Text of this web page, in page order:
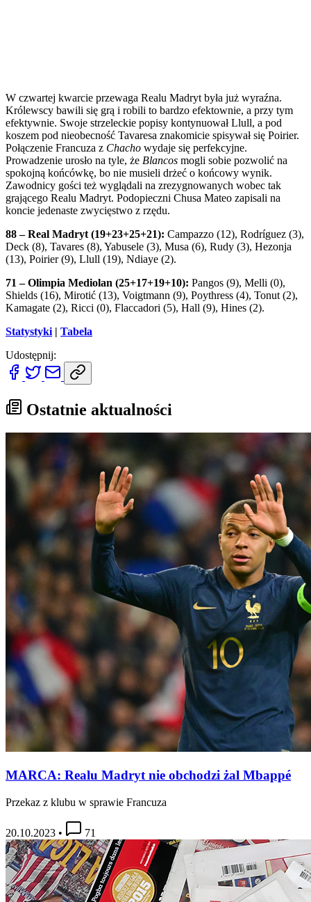
W czwartej kwarcie przewaga Realu Madryt była już wyraźna.
Królewscy bawili się grą i robili to bardzo efektownie, a przy tym
efektywnie. Swoje strzeleckie popisy kontynuował Llull, a pod
koszem pod nieobecność Tavaresa znakomicie spisywał się Poirier.
Połączenie Francuza z Chacho wydaje się perfekcyjne.
Prowadzenie urosło na tyle, że Blancos mogli sobie pozwolić na
spokojną końcówkę, bo nie musieli drżeć o końcowy wynik.
Zawodnicy gości też wyglądali na zrezygnowanych wobec tak
grającego Realu Madryt. Podopieczni Chusa Mateo zapisali na
koncie jedenaste zwycięstwo z rzędu.
88 – Real Madryt (19+23+25+21): Campazzo (12), Rodríguez (3),
Deck (8), Tavares (8), Yabusele (3), Musa (6), Rudy (3), Hezonja
(13), Poirier (9), Llull (19), Ndiaye (2).
71 – Olimpia Mediolan (25+17+19+10): Pangos (9), Melli (0),
Shields (16), Mirotić (13), Voigtmann (9), Poythress (4), Tonut (2),
Kamagate (2), Ricci (0), Flaccadori (5), Hall (9), Hines (2).
Statystyki | Tabela
Udostępnij:
Ostatnie aktualności
MARCA: Realu Madryt nie obchodzi żal Mbappé
Przekaz z klubu w sprawie Francuza
20.10.2023 • 71